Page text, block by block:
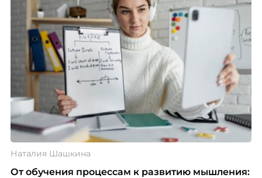
Наталия Шашкина
От обучения процессам к развитию мышления: